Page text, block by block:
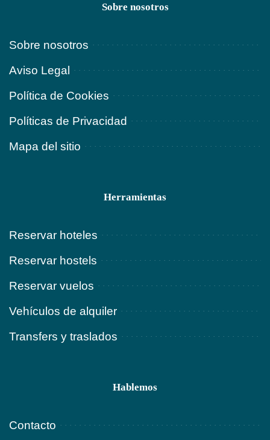
Sobre nosotros
Sobre nosotros
Aviso Legal
Política de Cookies
Políticas de Privacidad
Mapa del sitio
Herramientas
Reservar hoteles
Reservar hostels
Reservar vuelos
Vehículos de alquiler
Transfers y traslados
Hablemos
Contacto